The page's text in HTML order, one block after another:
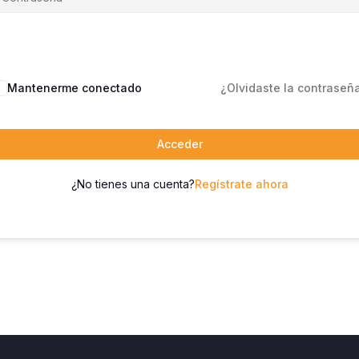
Mantenerme conectado ¿Olvidaste la
Acceder
¿No tienes una cuenta?Regístrate ahora